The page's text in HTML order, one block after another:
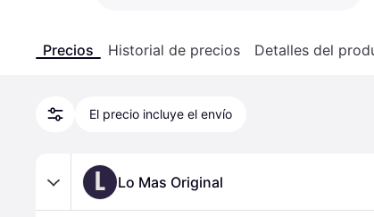
Precios Historial de precios Detalles del
El precio incluye el envío
L Lo Mas Original